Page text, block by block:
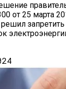
от 25 марта